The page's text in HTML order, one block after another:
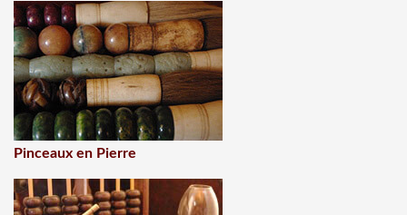
Pinceaux en Pierre